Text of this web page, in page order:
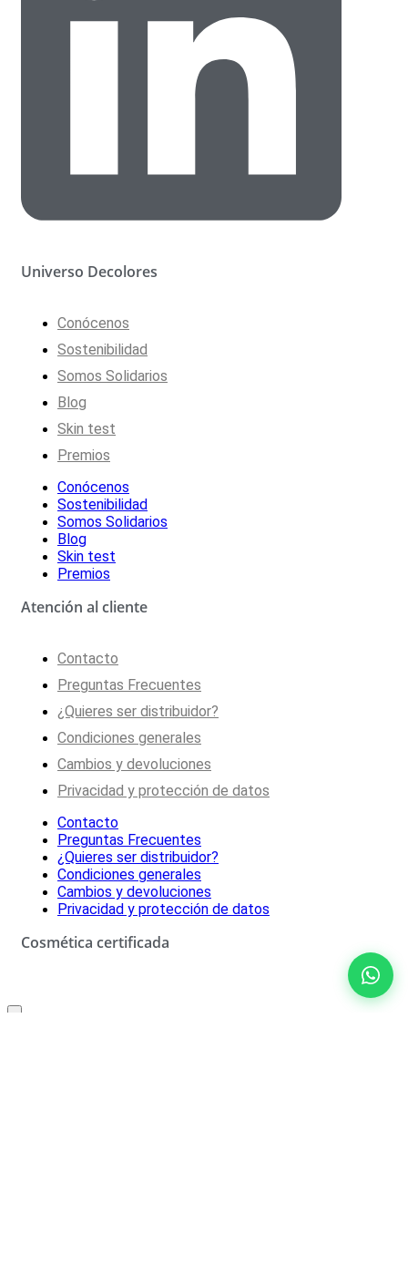
Universo Decolores
Conócenos
Sostenibilidad
Somos Solidarios
Blog
Skin test
Premios
Conócenos
Sostenibilidad
Somos Solidarios
Blog
Skin test
Premios
Atención al cliente
Contacto
Preguntas Frecuentes
¿Quieres ser distribuidor?
Condiciones generales
Cambios y devoluciones
Privacidad y protección de datos
Contacto
Preguntas Frecuentes
¿Quieres ser distribuidor?
Condiciones generales
Cambios y devoluciones
Privacidad y protección de datos
Cosmética certificada